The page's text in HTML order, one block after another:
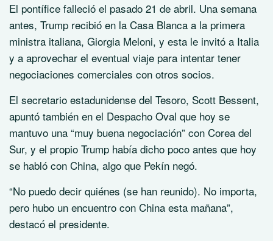
El pontífice falleció el pasado 21 de abril. Una semana
antes, Trump recibió en la Casa Blanca a la primera
ministra italiana, Giorgia Meloni, y esta le invitó a Italia
y a aprovechar el eventual viaje para intentar tener
negociaciones comerciales con otros socios.
El secretario estadunidense del Tesoro, Scott Bessent,
apuntó también en el Despacho Oval que hoy se
mantuvo una “muy buena negociación” con Corea del
Sur, y el propio Trump había dicho poco antes que hoy
se habló con China, algo que Pekín negó.
“No puedo decir quiénes (se han reunido). No importa,
pero hubo un encuentro con China esta mañana”,
destacó el presidente.